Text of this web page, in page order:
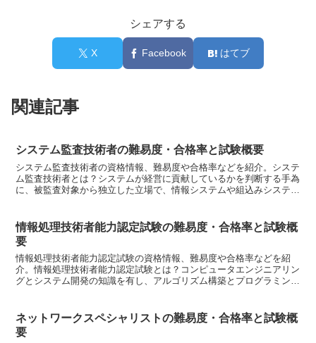
シェアする
X Facebook はてブ
関連記事
システム監査技術者の難易度・合格率と試験概要
システム監査技術者の資格情報、難易度や合格率などを紹介。システ
ム監査技術者とは？システムが経営に貢献しているかを判断する手為
に、被監査対象から独立した立場で、情報システムや組込みシステム
情報処理技術者能力認定試験の難易度・合格率と試験概
要
情報処理技術者能力認定試験の資格情報、難易度や合格率などを紹
介。情報処理技術者能力認定試験とは？コンピュータエンジニアリン
グとシステム開発の知識を有し、アルゴリズム構築とプログラミング
ネットワークスペシャリストの難易度・合格率と試験概
要